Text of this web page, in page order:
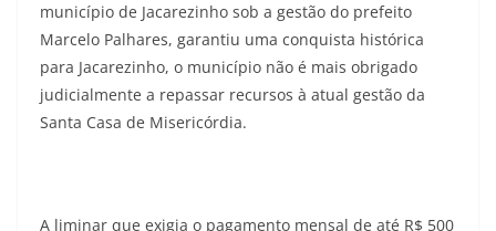
município de Jacarezinho sob a gestão do prefeito
Marcelo Palhares, garantiu uma conquista histórica
para Jacarezinho, o município não é mais obrigado
judicialmente a repassar recursos à atual gestão da
Santa Casa de Misericórdia.
A liminar que exigia o pagamento mensal de até R$ 500